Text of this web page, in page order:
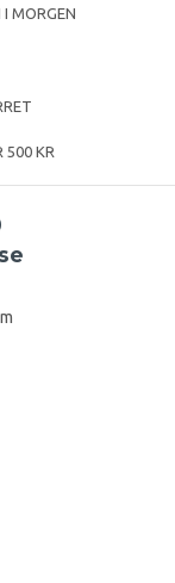
I MORGEN
500 KR